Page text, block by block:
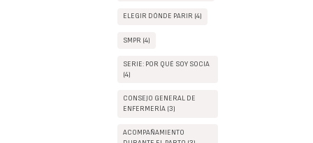
ELEGIR DÓNDE PARIR (4)
SMPR (4)
SERIE: POR QUÉ SOY SOCIA
(4)
CONSEJO GENERAL DE
ENFERMERÍA (3)
ACOMPAÑAMIENTO